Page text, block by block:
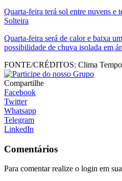
Quarta-feira terá sol entre nuvens e
Solteira
Quarta-feira será de calor e baixa
possibilidade de chuva isolada em
FONTE/CRÉDITOS: Clima Tempo
Compartilhe
Facebook
Twitter
Whatsapp
Telegram
LinkedIn
Comentários
Para comentar realize o login em